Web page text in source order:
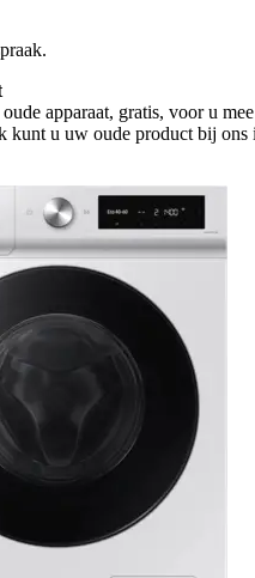
apparaat, gratis, voor u
kunt u uw oude product bij ons